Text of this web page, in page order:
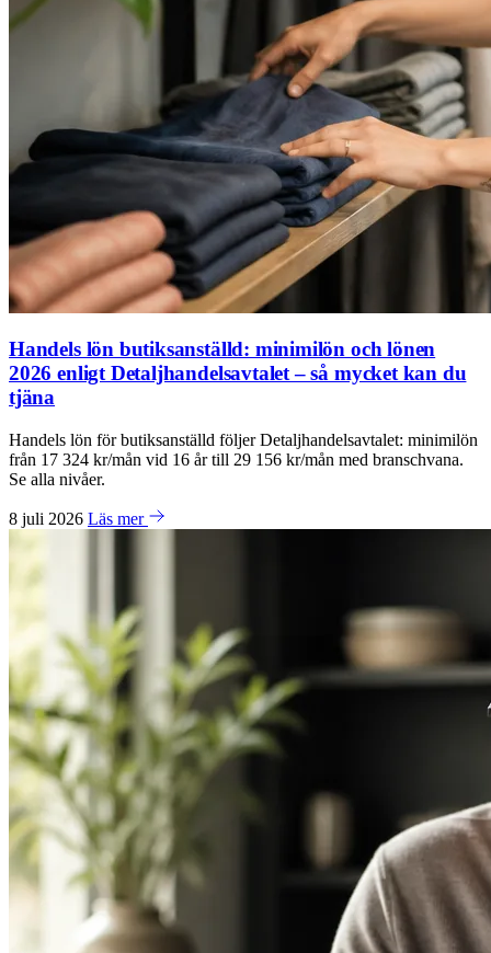
Handels lön butiksanställd: minimilön och lönen
2026 enligt Detaljhandelsavtalet – så mycket kan du
tjäna
Handels lön för butiksanställd följer Detaljhandelsavtalet: minimilön
från 17 324 kr/mån vid 16 år till 29 156 kr/mån med branschvana.
Se alla nivåer.
8 juli 2026 Läs mer